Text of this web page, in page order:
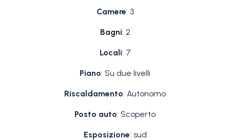
Camere: 3
Bagni: 2
Locali: 7
Piano: Su due livelli
Riscaldamento: Autonomo
Posto auto: Scoperto
Esposizione: sud